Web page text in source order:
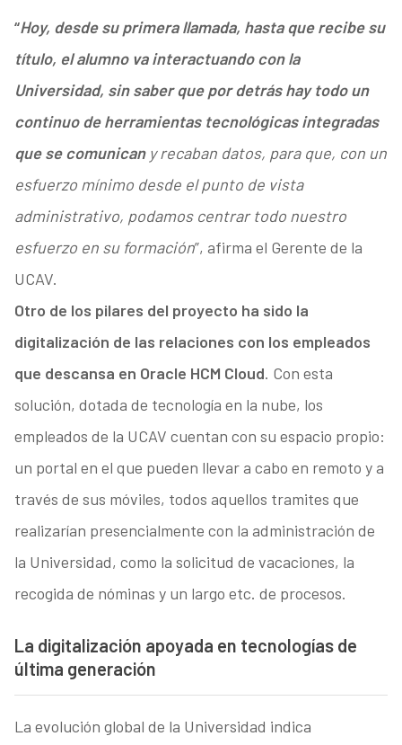
“Hoy, desde su primera llamada, hasta que recibe su
título, el alumno va interactuando con la
Universidad, sin saber que por detrás hay todo un
continuo de herramientas tecnológicas integradas
que se comunicany recaban datos, para que, con un
esfuerzo mínimo desde el punto de vista
administrativo, podamos centrar todo nuestro
esfuerzo en su formación”, afirma el Gerente de la
UCAV.
Otro de los pilares del proyecto ha sido la
digitalización de las relaciones con los empleados
que descansa en Oracle HCM Cloud. Con esta
solución, dotada de tecnología en la nube, los
empleados de la UCAV cuentan con su espacio propio:
un portal en el que pueden llevar a cabo en remoto y a
través de sus móviles, todos aquellos tramites que
realizarían presencialmente con la administración de
la Universidad, como la solicitud de vacaciones, la
recogida de nóminas y un largo etc. de procesos.
La digitalización apoyada en tecnologías de
última generación
La evolución global de la Universidad indica